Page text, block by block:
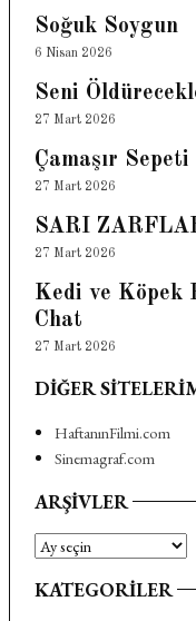
Soğuk Soygun
6 Nisan 2026
Seni
27 Mart 2026
Çamaşır Sepeti
27 Mart 2026
SARI
27 Mart 2026
Kedi ve Köpek
Chat
27 Mart 2026
DIĞER
HaftanınFilmi.com
Sinemagraf.com
ARŞIVLER
Arşivler
KATEGORILER